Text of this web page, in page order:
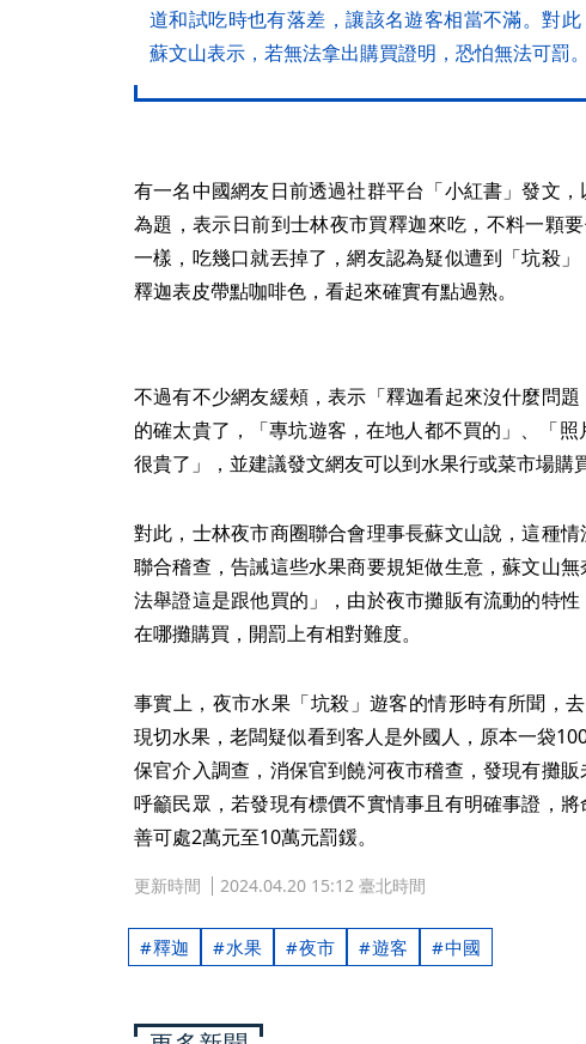
道和試吃時也有落差，讓該名遊客相當不滿。對
蘇文山表示，若無法拿出購買證明，恐怕無法可罰。
有一名中國網友日前透過社群平台「小紅書」發文，
為題，表示日前到士林夜市買釋迦來吃，不料一顆
一樣，吃幾口就丟掉了，網友認為疑似遭到「坑殺
釋迦表皮帶點咖啡色，看起來確實有點過熟。
不過有不少網友緩頰，表示「釋迦看起來沒什麼問
的確太貴了，「專坑遊客，在地人都不買的」、「
很貴了」，並建議發文網友可以到水果行或菜市場購
對此，士林夜市商圈聯合會理事長蘇文山說，這種
聯合稽查，告誡這些水果商要規矩做生意，蘇文山
法舉證這是跟他買的」，由於夜市攤販有流動的特
在哪攤購買，開罰上有相對難度。
事實上，夜市水果「坑殺」遊客的情形時有所聞，
現切水果，老闆疑似看到客人是外國人，原本一袋
保官介入調查，消保官到饒河夜市稽查，發現有攤
呼籲民眾，若發現有標價不實情事且有明確事證，
善可處2萬元至10萬元罰鍰。
更新時間 2024.04.20 15:12 臺北時間
釋迦 水果 夜市 遊客 中國